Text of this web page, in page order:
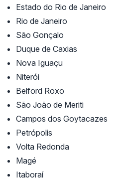
Estado do Rio de Janeiro
Rio de Janeiro
São Gonçalo
Duque de Caxias
Nova Iguaçu
Niterói
Belford Roxo
São João de Meriti
Campos dos Goytacazes
Petrópolis
Volta Redonda
Magé
Itaboraí